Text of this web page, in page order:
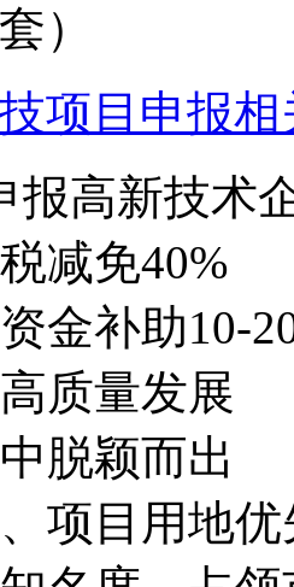
）
项目申报
报高新技术
减免40%
金补助10-
质量发展
脱颖而出
项目用地